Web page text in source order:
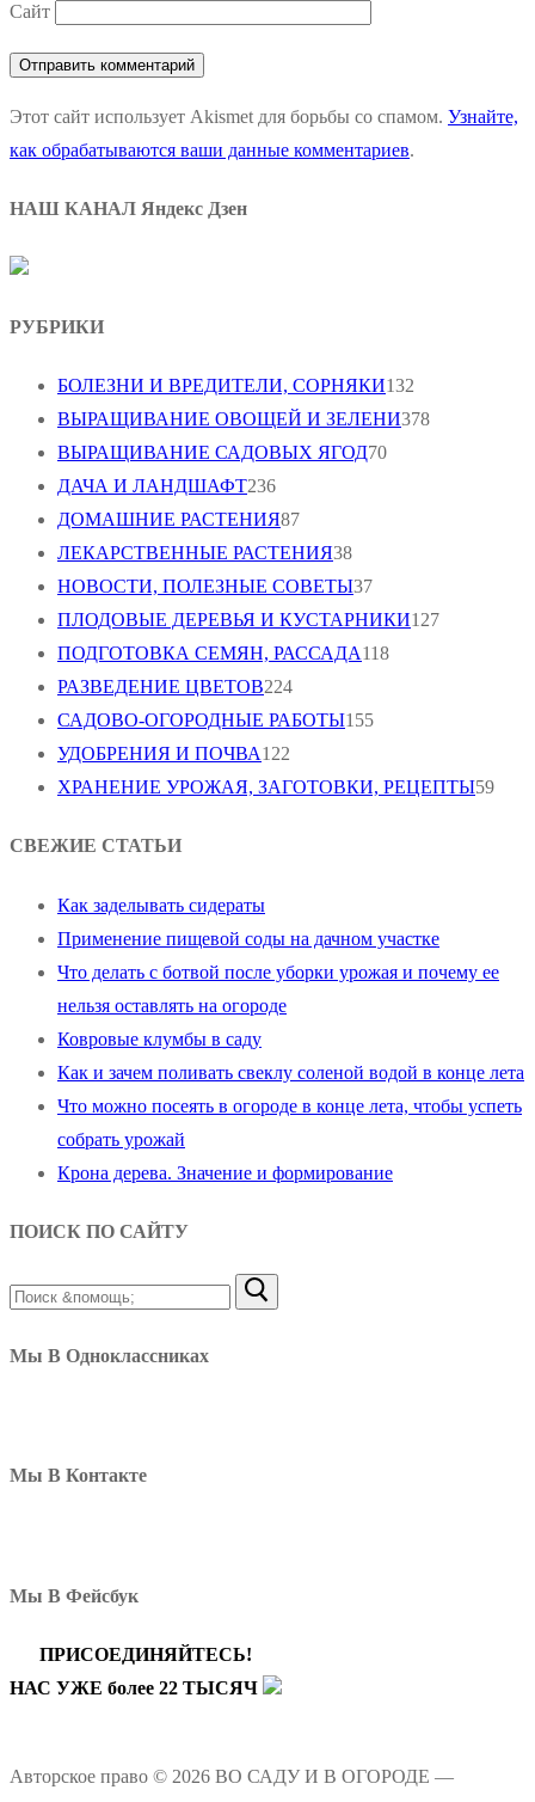
Сайт
Этот сайт использует Akismet для борьбы со спамом. Узнайте,
как обрабатываются ваши данные комментариев.
НАШ КАНАЛ Яндекс Дзен
РУБРИКИ
БОЛЕЗНИ И ВРЕДИТЕЛИ, СОРНЯКИ132
ВЫРАЩИВАНИЕ ОВОЩЕЙ И ЗЕЛЕНИ378
ВЫРАЩИВАНИЕ САДОВЫХ ЯГОД70
ДАЧА И ЛАНДШАФТ236
ДОМАШНИЕ РАСТЕНИЯ87
ЛЕКАРСТВЕННЫЕ РАСТЕНИЯ38
НОВОСТИ, ПОЛЕЗНЫЕ СОВЕТЫ37
ПЛОДОВЫЕ ДЕРЕВЬЯ И КУСТАРНИКИ127
ПОДГОТОВКА СЕМЯН, РАССАДА118
РАЗВЕДЕНИЕ ЦВЕТОВ224
САДОВО-ОГОРОДНЫЕ РАБОТЫ155
УДОБРЕНИЯ И ПОЧВА122
ХРАНЕНИЕ УРОЖАЯ, ЗАГОТОВКИ, РЕЦЕПТЫ59
СВЕЖИЕ СТАТЬИ
Как заделывать сидераты
Применение пищевой соды на дачном участке
Что делать с ботвой после уборки урожая и почему ее
нельзя оставлять на огороде
Ковровые клумбы в саду
Как и зачем поливать свеклу соленой водой в конце лета
Что можно посеять в огороде в конце лета, чтобы успеть
собрать урожай
Крона дерева. Значение и формирование
ПОИСК ПО САЙТУ
Найти:
Мы В Одноклассниках
Мы В Контакте
Мы В Фейсбук
ПРИСОЕДИНЯЙТЕСЬ!
НАС УЖЕ более 22 ТЫСЯЧ
Авторское право © 2026 ВО САДУ И В ОГОРОДЕ —